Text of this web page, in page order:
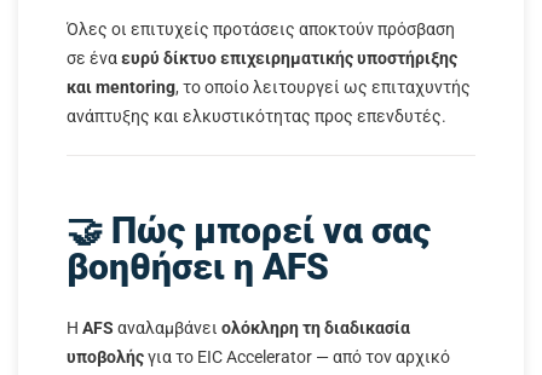
Όλες οι επιτυχείς προτάσεις αποκτούν πρόσβαση
σε έναευρύ δίκτυο επιχειρηματικής υποστήριξης
και mentoring, το οποίο λειτουργεί ως επιταχυντής
ανάπτυξης και ελκυστικότητας προς επενδυτές.
🤝 Πώς μπορεί να σας
βοηθήσει η AFS
Η AFS αναλαμβάνει ολόκληρη τη διαδικασία
υποβολήςγια το EIC Accelerator — από τον αρχικό